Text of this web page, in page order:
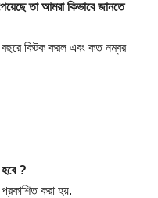
তা আমরা কিভাবে জানতে
বছরে কিটক করল এবং কত নম্বর
?
করা হয়.